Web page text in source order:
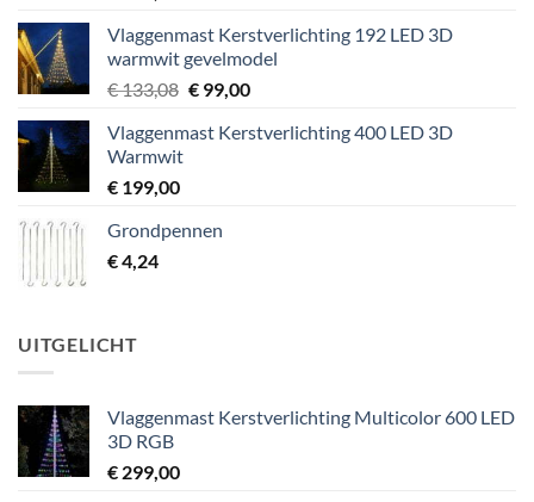
Vlaggenmast Kerstverlichting 192 LED 3D
warmwit gevelmodel
€133,08 Oorspronkelijke
was:
€99,00Huidige
is:
Vlaggenmast Kerstverlichting 400 LED 3D
Warmwit
€ 199,00
Grondpennen
€4,24
UITGELICHT
Vlaggenmast Kerstverlichting Multicolor 600 LED
3D RGB
€ 299,00